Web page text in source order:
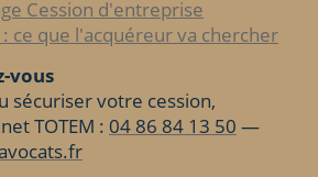
Cession d'entreprise
ce que l'acquéreur va chercher
vous
sécuriser votre cession,
TOTEM : 04 86 84 13 50 —